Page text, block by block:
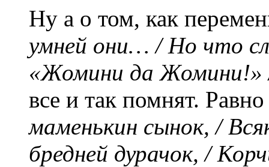
Ну а о том, как
умней они… / Но что
«Жомини да Жомини!»
все и так помнят.
маменькин сынок, /
бредней дурачок, /